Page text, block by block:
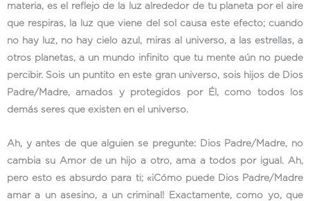
materia, es el reflejo de la luz alrededor de tu planeta por el aire
que respiras, la luz que viene del sol causa este efecto; cuando
no hay luz, no hay cielo azul, miras al universo, a las estrellas, a
otros planetas, a un mundo infinito que tu mente aún no puede
percibir. Sois un puntito en este gran universo, sois hijos de Dios
Padre/Madre, amados y protegidos por Él, como todos los
demás seres que existen en el universo.
Ah, y antes de que alguien se pregunte: Dios Padre/Madre, no
cambia su Amor de un hijo a otro, ama a todos por igual. Ah,
pero esto es absurdo para ti; «¡Cómo puede Dios Padre/Madre
amar a un asesino, a un criminal! Exactamente, como yo, que